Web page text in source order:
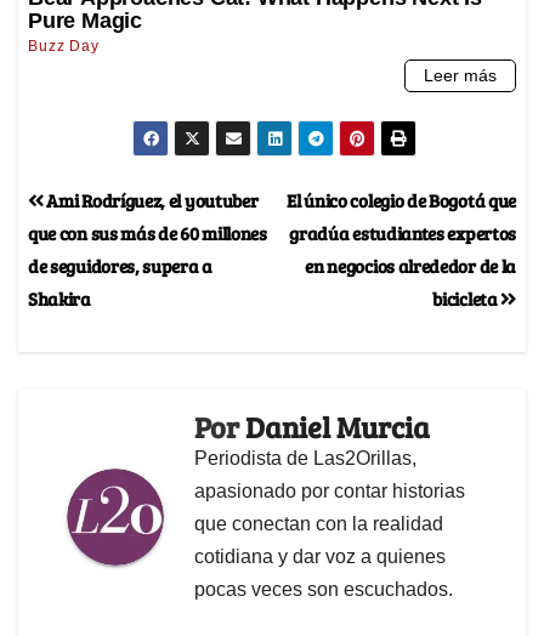
El único colegio de Bogotá que
gradúa estudiantes expertos
en negocios alrededor de la
bicicleta
Ami Rodríguez, el youtuber
que con sus más de 60 millones
de seguidores, supera a
Shakira
PorDaniel Murcia
Periodista de Las2Orillas,
apasionado por contar historias
que conectan con la realidad
cotidiana y dar voz a quienes
pocas veces son escuchados.